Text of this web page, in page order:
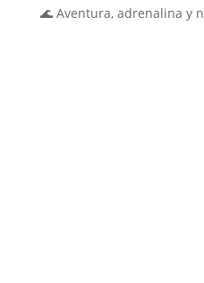
🌊 Aventura, adrenalina y